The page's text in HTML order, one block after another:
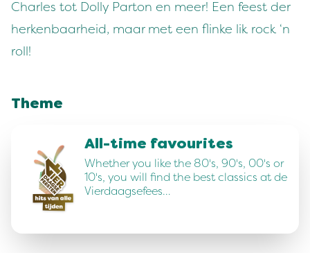
Charles tot Dolly Parton en meer! Een feest der
herkenbaarheid, maar met een flinke lik rock ‘n
roll!
Theme
All-time favourites
Whether you like the 80's, 90's, 00's or
10's, you will find the best classics at de
Vierdaagsefees…